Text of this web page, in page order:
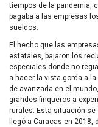
tiempos de la pandemia,
pagaba a las empresas
sueldos.
El hecho que las
estatales, bajaron los
especiales donde no
a hacer la vista gorda a
de avanzada en el
grandes finqueros a
rurales. Esta situación
llegó a Caracas en